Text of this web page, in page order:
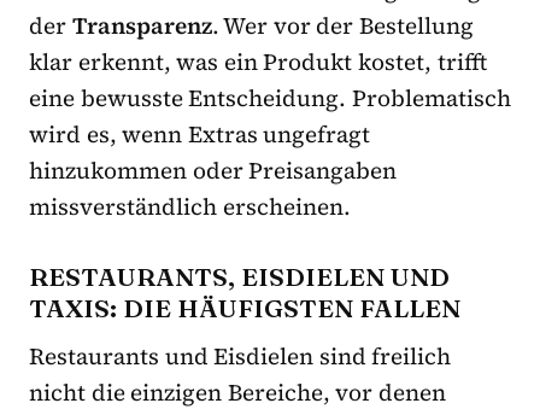
derTransparenz. Wer vor der Bestellung
klar erkennt, was ein Produkt kostet, trifft
eine bewusste Entscheidung. Problematisch
wird es, wenn Extras ungefragt
hinzukommen oder Preisangaben
missverständlich erscheinen.
RESTAURANTS, EISDIELEN UND
TAXIS: DIE HÄUFIGSTEN FALLEN
Restaurants und Eisdielen sind freilich
nicht die einzigen Bereiche, vor denen